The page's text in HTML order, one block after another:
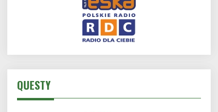
QUESTY